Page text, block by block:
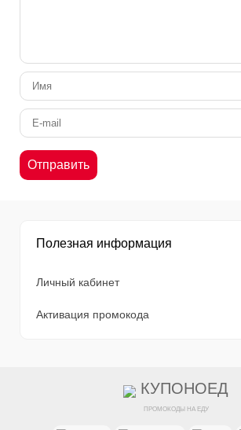
Полезная информация
Личный кабинет
Активация промокода
КУПОНОЕД
ПРОМОКОДЫ НА ЕДУ